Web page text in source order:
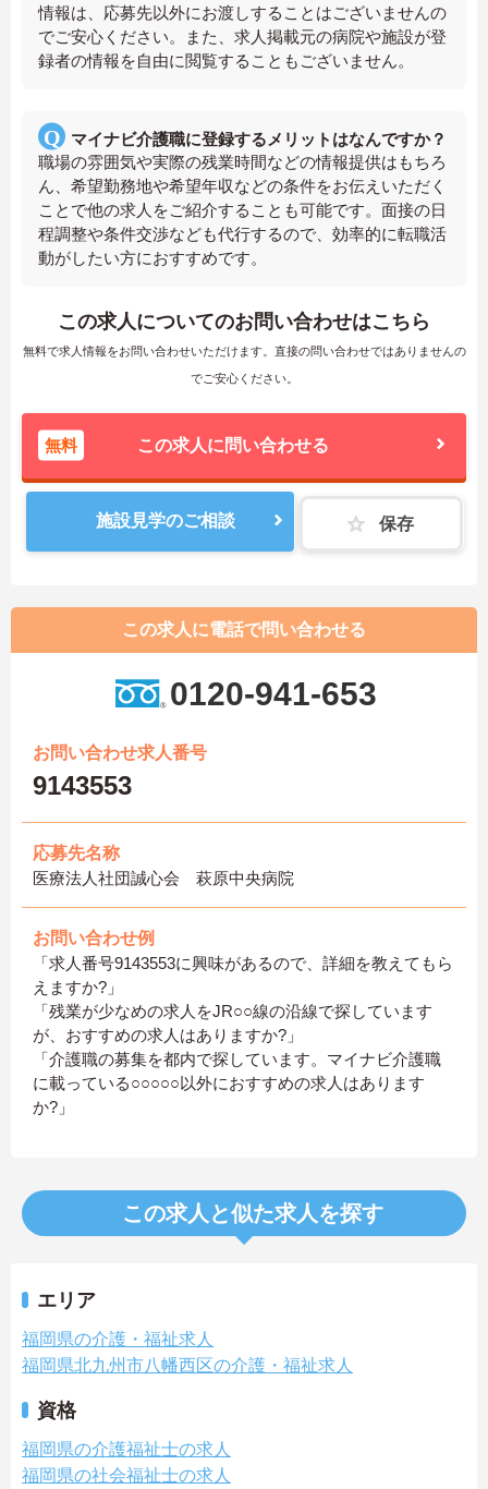
情報は、応募先以外にお渡しすることはございませんの
でご安心ください。また、求人掲載元の病院や施設が登
録者の情報を自由に閲覧することもございません。
マイナビ介護職に登録するメリットはなんですか？
職場の雰囲気や実際の残業時間などの情報提供はもちろ
ん、希望勤務地や希望年収などの条件をお伝えいただく
ことで他の求人をご紹介することも可能です。面接の日
程調整や条件交渉なども代行するので、効率的に転職活
動がしたい方におすすめです。
この求人についてのお問い合わせはこちら
無料で求人情報をお問い合わせいただけます。直接の問い合わせではありませんの
でご安心ください。
無料 この求人に問い合わせる
施設見学のご相談 保存
この求人に電話で問い合わせる
0120-941-653
お問い合わせ求人番号
9143553
応募先名称
医療法人社団誠心会 萩原中央病院
お問い合わせ例
「求人番号9143553に興味があるので、詳細を教えてもら
えますか?」
「残業が少なめの求人をJR○○線の沿線で探しています
が、おすすめの求人はありますか?」
「介護職の募集を都内で探しています。マイナビ介護職
に載っている○○○○○以外におすすめの求人はあります
か?」
この求人と似た求人を探す
エリア
福岡県の介護・福祉求人
福岡県北九州市八幡西区の介護・福祉求人
資格
福岡県の介護福祉士の求人
福岡県の社会福祉士の求人